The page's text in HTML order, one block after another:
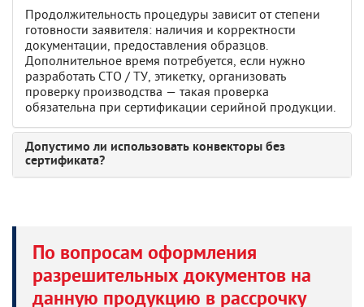
Продолжительность процедуры зависит от степени
готовности заявителя: наличия и корректности
документации, предоставления образцов.
Дополнительное время потребуется, если нужно
разработать СТО / ТУ, этикетку, организовать
проверку производства — такая проверка
обязательна при сертификации серийной продукции.
Допустимо ли использовать конвекторы без
сертификата?
По вопросам оформления
разрешительных документов на
данную продукцию в рассрочку